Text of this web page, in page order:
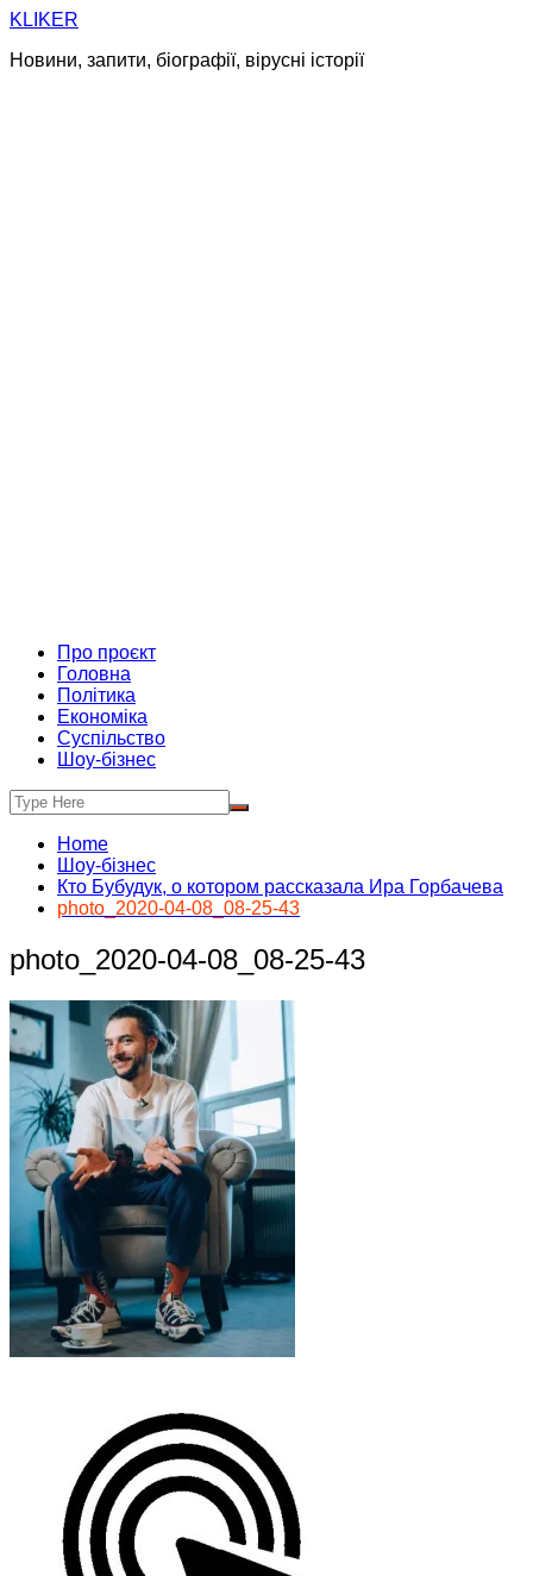
Skip
content
KLIKER
Новини, запити, біографії, вірусні історії
Про проєкт
Головна
Політика
Економіка
Суспільство
Шоу-бізнес
Home
Шоу-бізнес
Кто Бубудук, о котором рассказала Ира Горбачева
photo_2020-04-08_08-25-43
photo_2020-04-08_08-25-43